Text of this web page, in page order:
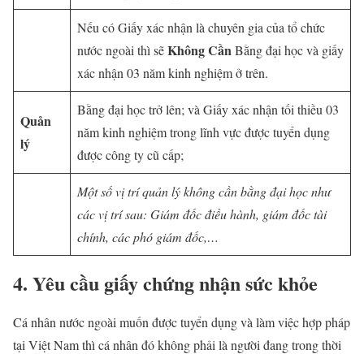
Nếu có Giấy xác nhận là chuyên gia của tổ chức
nước ngoài thì sẽKhông CầnBằng đại học và giấy
xác nhận 03 năm kinh nghiệm ở trên.
Quản
lý
Bằng đại học trở lên; và Giấy xác nhận tối thiều 03
năm kinh nghiệm trong lĩnh vực được tuyển dụng
được công ty cũ cấp;
Một số vị trí quản lý không cần bằng đại học như
các vị trí sau: Giám đốc điều hành, giám đốc tài
chính, các phó giám đốc,…
4. Yêu cầu giấy chứng nhận sức khỏe
Cá nhân nước ngoài muốn được tuyển dụng và làm việc hợp pháp
tại Việt Nam thì cá nhân đó không phải là người đang trong thời